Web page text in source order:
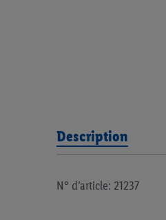
Description
N° d’article: 21237